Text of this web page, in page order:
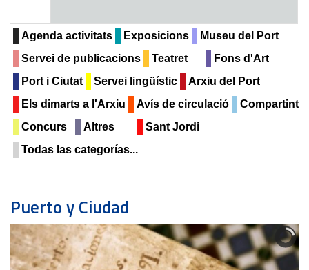
Agenda activitats Exposicions
Museu del Port
Servei de publicacions
Teatret
Fons d'Art
Port i Ciutat
Servei lingüístic
Arxiu del Port
Els dimarts a l'Arxiu
Avís de circulació
Compartint
Concurs
Altres
Sant Jordi
Todas las categorías...
Puerto y Ciudad